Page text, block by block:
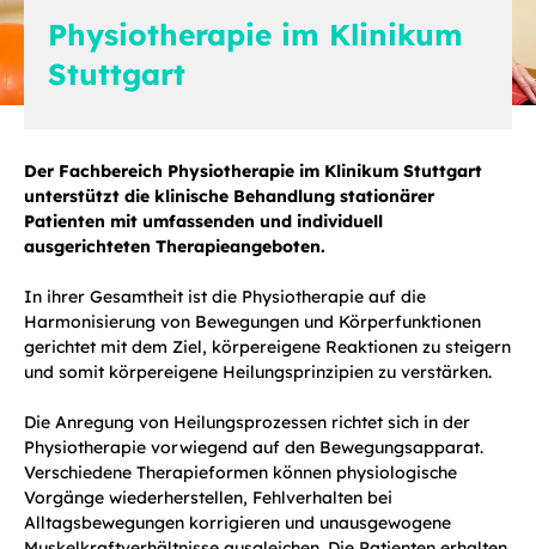
Physiotherapie im Klinikum
Stuttgart
Der Fachbereich Physiotherapie im Klinikum Stuttgart
unterstützt die klinische Behandlung stationärer
Patienten mit umfassenden und individuell
ausgerichteten Therapieangeboten.
In ihrer Gesamtheit ist die Physiotherapie auf die
Harmonisierung von Bewegungen und Körperfunktionen
gerichtet mit dem Ziel, körpereigene Reaktionen zu steigern
und somit körpereigene Heilungsprinzipien zu verstärken.
Die Anregung von Heilungsprozessen richtet sich in der
Physiotherapie vorwiegend auf den Bewegungsapparat.
Verschiedene Therapieformen können physiologische
Vorgänge wiederherstellen, Fehlverhalten bei
Alltagsbewegungen korrigieren und unausgewogene